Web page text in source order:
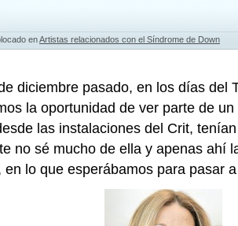
enArtistas relacionados con el Síndrome de Down
diciembre pasado, en los días del
la oportunidad de ver parte de
las instalaciones del Crit,
no sé mucho de ella y apenas ahí
en lo que esperábamos para pasar